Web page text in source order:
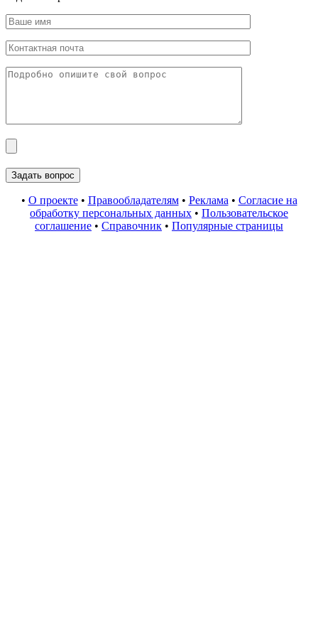
• О проекте• Правообладателям• Реклама • Согласие на
обработку персональных данных • Пользовательское
соглашение • Справочник • Популярные страницы